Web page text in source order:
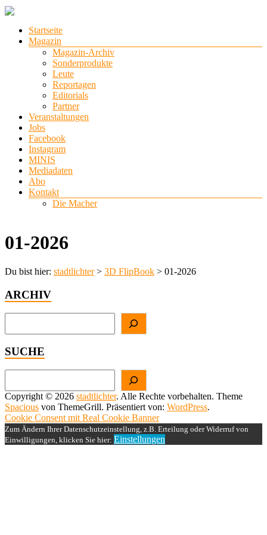
Zum
springen
stadtlichter
Lüneburg,
Winsen
Menü
Startseite
Magazin
Magazin-Archiv
Sonderprodukte
Leute
Reportagen
Editorials
Partner
Veranstaltungen
Jobs
Facebook
Instagram
MINIS
Mediadaten
Abo
Kontakt
Die Macher
01-2026
Du bist hier: stadtlichter> 3D FlipBook > 01-2026
ARCHIV
SUCHE
Copyright © 2026 stadtlichter. Alle Rechte vorbehalten. Theme
Spacious von ThemeGrill. Präsentiert von: WordPress.
Cookie Consent mit Real Cookie Banner
Zum Ändern Ihrer Datenschutzeinstellung, z.B. Erteilung oder Widerruf von
Einwilligungen, klicken Sie hier: Einstellungen